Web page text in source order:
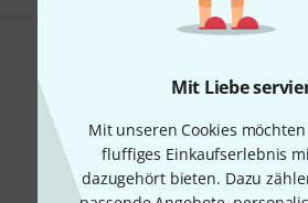
Mit Liebe
Mit unseren Cookies
fluffiges Einkaufserlebnis
dazugehört bieten. Dazu